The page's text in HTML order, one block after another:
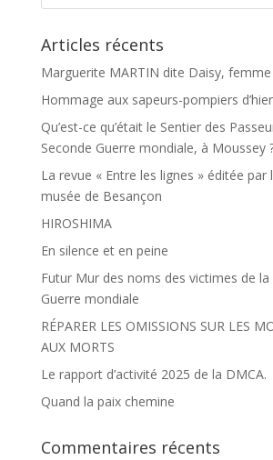
Articles récents
Marguerite MARTIN dite Daisy,
Hommage aux sapeurs-pompiers d’hier
Qu’est-ce qu’était le Sentier des
Seconde Guerre mondiale, à Moussey
La revue « Entre les lignes » éditée par
musée de Besançon
HIROSHIMA
En silence et en peine
Futur Mur des noms des victimes de la
Guerre mondiale
RÉPARER LES OMISSIONS SUR LES
AUX MORTS
Le rapport d’activité 2025 de la DMCA.
Quand la paix chemine
Commentaires récents